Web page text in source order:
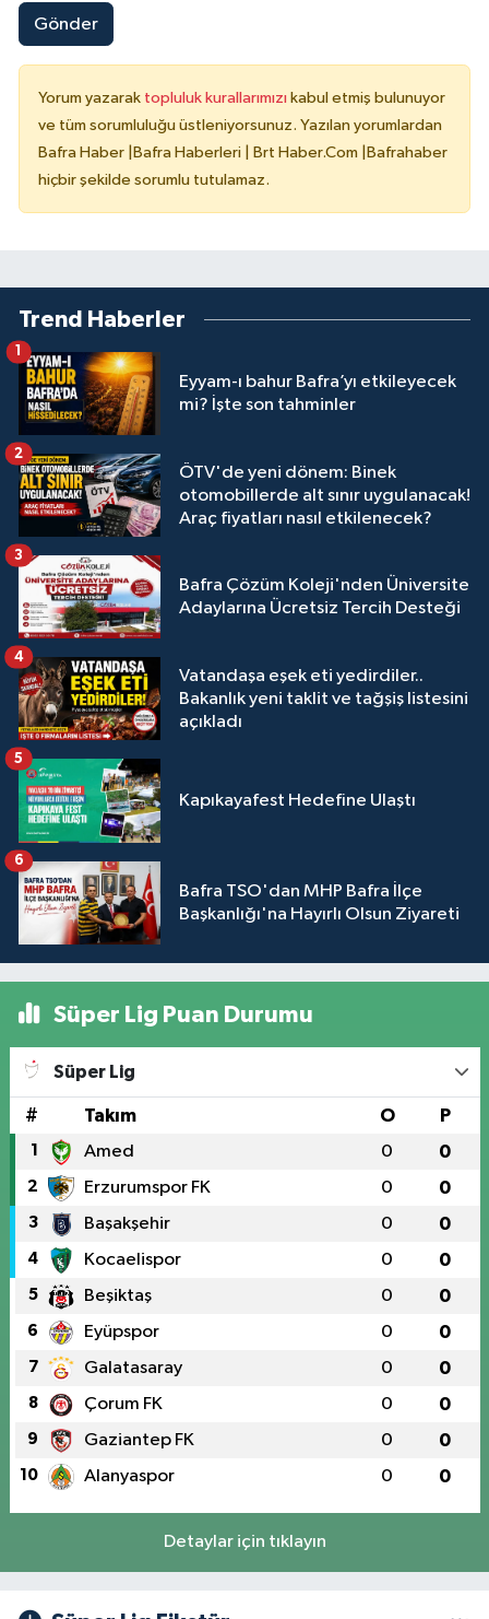
Gönder
Yorum yazarak topluluk kurallarımızı kabul etmiş bulunuyor
ve tüm sorumluluğu üstleniyorsunuz. Yazılan yorumlardan
Bafra Haber |Bafra Haberleri | Brt Haber.Com |Bafrahaber
hiçbir şekilde sorumlu tutulamaz.
Trend Haberler
Eyyam-ı bahur Bafra’yı etkileyecek
mi? İşte son tahminler
1
ÖTV'de yeni dönem: Binek
otomobillerde alt sınır uygulanacak!
Araç fiyatları nasıl etkilenecek?
2
Bafra Çözüm Koleji'nden Üniversite
Adaylarına Ücretsiz Tercih Desteği
3
Vatandaşa eşek eti yedirdiler..
Bakanlık yeni taklit ve tağşiş listesini
açıkladı
4
Kapıkayafest Hedefine Ulaştı
5
Bafra TSO'dan MHP Bafra İlçe
Başkanlığı'na Hayırlı Olsun Ziyareti
6
Süper Lig Puan Durumu
Süper Lig
# Takım O P
1 Amed 0 0
2 Erzurumspor FK 0 0
3 Başakşehir 0 0
4 Kocaelispor 0 0
5 Beşiktaş 0 0
6 Eyüpspor 0 0
7 Galatasaray 0 0
8 Çorum FK 0 0
9 Gaziantep FK 0 0
10 Alanyaspor 0 0
Detaylar için tıklayın